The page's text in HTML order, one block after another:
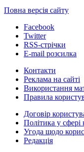
Повна версія сайту
Facebook
Twitter
RSS-стрічки
E-mail розсилка
Контакти
Реклама на сайті
Використання
Правила
Договір
Політика у сфері
Угода щодо
Редакція